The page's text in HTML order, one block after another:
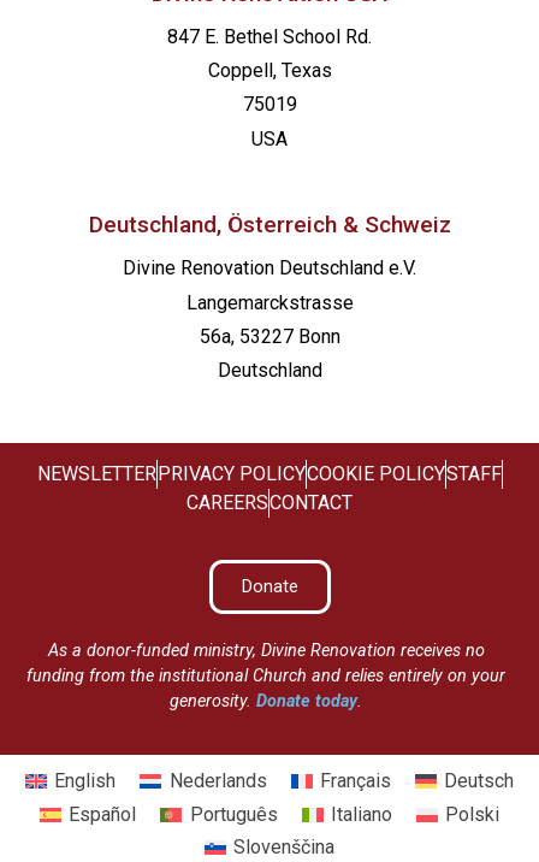
847 E. Bethel School Rd.
Coppell, Texas
75019
USA
Deutschland, Österreich & Schweiz
Divine Renovation Deutschland e.V.
Langemarckstrasse
56a, 53227 Bonn
Deutschland
NEWSLETTER PRIVACY POLICYCOOKIE POLICYSTAFF
CAREERSCONTACT
Donate
As a donor-funded ministry, Divine Renovation receives no
funding from the institutional Church and relies entirely on your
generosity.Donate today.
English Nederlands Français
Deutsch
Español
Português Italiano
Polski
Slovenščina